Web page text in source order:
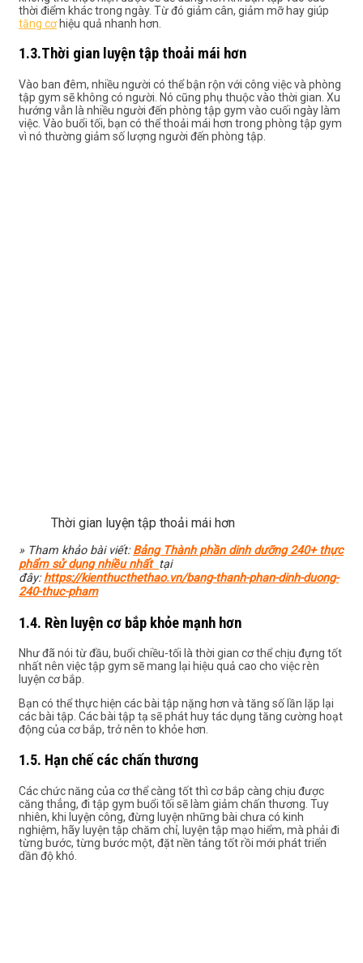
thời điểm khác trong ngày. Từ đó giảm cân, giảm mỡ hay giúp
tăng cơhiệu quả nhanh hơn.
1.3.Thời gian luyện tập thoải mái hơn
Vào ban đêm, nhiều người có thể bận rộn với công việc và phòng
tập gym sẽ không có người. Nó cũng phụ thuộc vào thời gian. Xu
hướng vẫn là nhiều người đến phòng tập gym vào cuối ngày làm
việc. Vào buổi tối, bạn có thể thoải mái hơn trong phòng tập gym
vì nó thường giảm số lượng người đến phòng tập.
Thời gian luyện tập thoải mái hơn
» Tham khảo bài viết:Bảng Thành phần dinh dưỡng 240+ thực
phẩm sử dụng nhiều nhất tại
đây:https://kienthucthethao.vn/bang-thanh-phan-dinh-duong-
240-thuc-pham
1.4. Rèn luyện cơ bắp khỏe mạnh hơn
Như đã nói từ đầu, buổi chiều-tối là thời gian cơ thể chịu đựng tốt
nhất nên việc tập gym sẽ mang lại hiệu quả cao cho việc rèn
luyện cơ bắp.
Bạn có thể thực hiện các bài tập nặng hơn và tăng số lần lặp lại
các bài tập. Các bài tập tạ sẽ phát huy tác dụng tăng cường hoạt
động của cơ bắp, trở nên to khỏe hơn.
1.5. Hạn chế các chấn thương
Các chức năng của cơ thể càng tốt thì cơ bắp càng chịu được
căng thẳng, đi tập gym buổi tối sẽ làm giảm chấn thương. Tuy
nhiên, khi luyện công, đừng luyện những bài chưa có kinh
nghiệm, hãy luyện tập chăm chỉ, luyện tập mạo hiểm, mà phải đi
từng bước, từng bước một, đặt nền tảng tốt rồi mới phát triển
dần độ khó.